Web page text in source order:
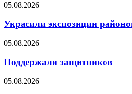
05.08.2026
Украсили экспозиции
05.08.2026
Поддержали защитников
05.08.2026